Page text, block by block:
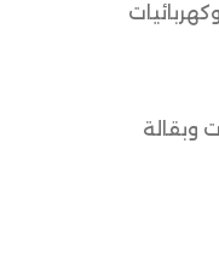
وبقالة